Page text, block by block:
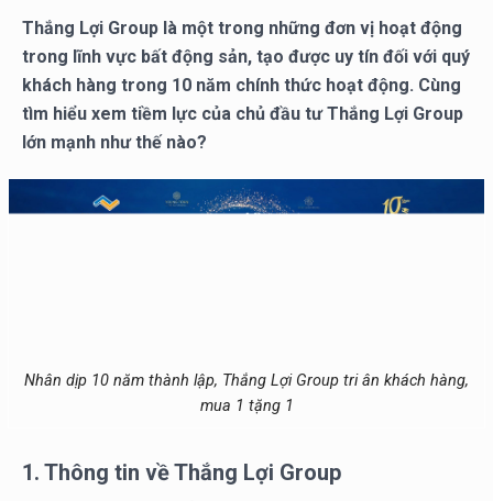
Thắng Lợi Group là một trong những đơn vị hoạt động
trong lĩnh vực bất động sản, tạo được uy tín đối với quý
khách hàng trong 10 năm chính thức hoạt động. Cùng
tìm hiểu xem tiềm lực của chủ đầu tư Thắng Lợi Group
lớn mạnh như thế nào?
Nhân dịp 10 năm thành lập, Thắng Lợi Group tri ân khách hàng,
mua 1 tặng 1
1. Thông tin về Thắng Lợi Group